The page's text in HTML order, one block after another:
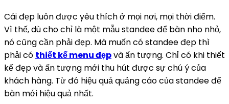
Cái đẹp luôn được yêu thích ở mọi nơi, mọi thời điểm.
Vì thế, dù cho chỉ là một mẫu standee để bàn nho nhỏ,
nó cũng cần phải đẹp. Mà muốn có standee đẹp thì
phải có thiết kế menu đẹpvà ấn tượng. Chỉ có khi thiết
kế đẹp và ấn tượng mới thu hút được sự chú ý của
khách hàng. Từ đó hiệu quả quảng cáo của standee để
bàn mới hiệu quả nhất.